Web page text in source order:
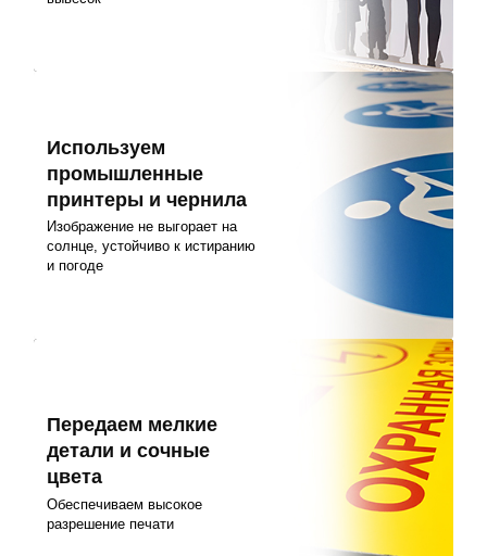
Используем
промышленные
принтеры и чернила
Изображение не выгорает на
солнце, устойчиво к истиранию
и погоде
Передаем мелкие
детали и сочные
цвета
Обеспечиваем высокое
разрешение печати